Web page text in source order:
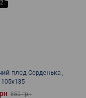
плед Серденька ,
105х135
650 грн